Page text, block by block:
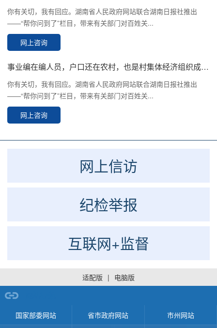
你有关切，我有回应。湖南省人民政府网站联合湖南日报社推出
——“帮你问到了”栏目，带来有关部门对百姓关...
网上咨询
事业编在编人员，户口还在农村，也是村集体经济组织成员，是否可以在本村申请宅基地建房?
你有关切，我有回应。湖南省人民政府网站联合湖南日报社推出
——“帮你问到了”栏目，带来有关部门对百姓关...
网上咨询
网上信访
纪检举报
互联网+监督
适配版 | 电脑版
国家部委网站 省市政府网站 市州网站